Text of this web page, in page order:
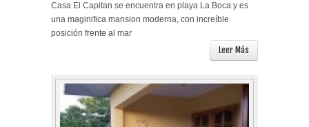
Casa El Capitan se encuentra en playa La Boca y es
una maginifica mansion moderna, con increíble
posición frente al mar
Leer Más